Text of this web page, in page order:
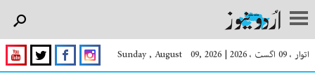
اتوار ، 09 اگست ، 2026 |
Sunday , August 09, 2026